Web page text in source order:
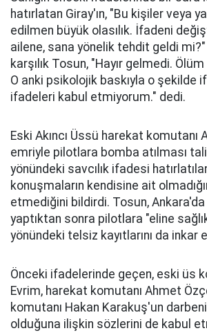
hatırlatan Giray'ın, "Bu kişiler veya
edilmen büyük olasılık. İfadeni
ailene, sana yönelik tehdit geldi
karşılık Tosun, "Hayır gelmedi.
O anki psikolojik baskıyla o şekilde
ifadeleri kabul etmiyorum." dedi.
Eski Akıncı Üssü harekat komutanı
emriyle pilotlara bomba atılması
yönündeki savcılık ifadesi
konuşmaların kendisine ait
etmediğini bildirdi. Tosun,
yaptıktan sonra pilotlara "eline
yönündeki telsiz kayıtlarını da inkar
Önceki ifadelerinde geçen, eski üs
Evrim, harekat komutanı Ahmet
komutanı Hakan Karakuş'un
olduğuna ilişkin sözlerini de kabul